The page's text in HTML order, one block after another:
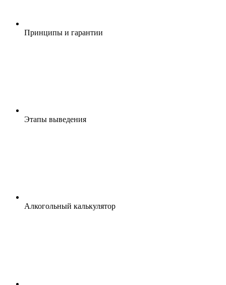
Принципы и гарантии
Этапы выведения
Алкогольный калькулятор